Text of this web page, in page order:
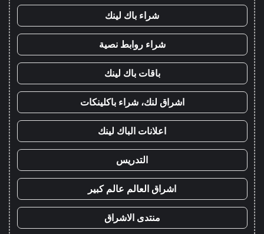
شراء باك لينك
شراء روابط نصية
باقات باك لينك
اشراق لنك، شراء باكلينكات
اعلانات الباك لينك
التدريس
اشراق العالم عالم كبير
منتدى الاشراق